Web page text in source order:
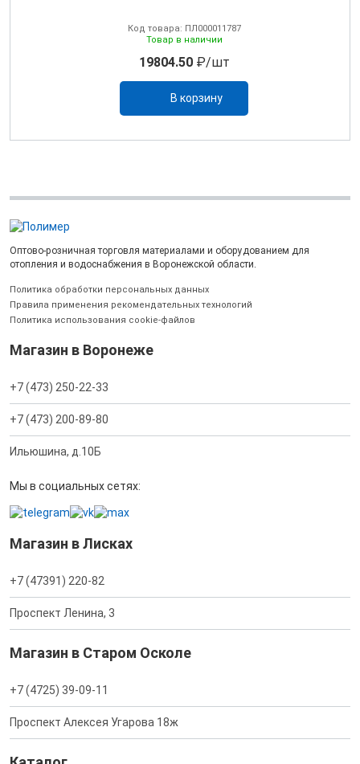
Код товара: ПЛ000011787
Товар в наличии
19804.50₽/шт
В корзину
Оптово-розничная торговля материалами и оборудованием для
отопления и водоснабжения в Воронежской области.
Политика обработки персональных данных
Правила применения рекомендательных технологий
Политика использования cookie-файлов
Магазин в Воронеже
+7 (473) 250-22-33
+7 (473) 200-89-80
Ильюшина, д.10Б
Мы в социальных сетях:
Магазин в Лисках
+7 (47391) 220-82
Проспект Ленина, 3
Магазин в Старом Осколе
+7 (4725) 39-09-11
Проспект Алексея Угарова 18ж